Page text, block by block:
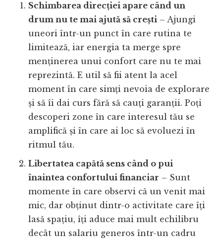
Schimbarea direcției apare când un
drum nu te mai ajută să crești – Ajungi
uneori într-un punct în care rutina te
limitează, iar energia ta merge spre
menținerea unui confort care nu te mai
reprezintă. E util să fii atent la acel
moment în care simți nevoia de explorare
și să îi dai curs fără să cauți garanții. Poți
descoperi zone în care interesul tău se
amplifică și în care ai loc să evoluezi în
ritmul tău.
Libertatea capătă sens când o pui
înaintea confortului financiar – Sunt
momente în care observi că un venit mai
mic, dar obținut dintr-o activitate care îți
lasă spațiu, îți aduce mai mult echilibru
decât un salariu generos într-un cadru